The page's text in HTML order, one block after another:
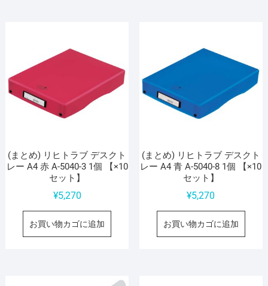
(まとめ) リヒトラブ デスクト
レー A4 赤 A-5040-3 1個 【×10
セット】
¥5,270
お買い物カゴに追加
(まとめ) リヒトラブ デスクト
レー A4 青 A-5040-8 1個 【×10
セット】
¥5,270
お買い物カゴに追加